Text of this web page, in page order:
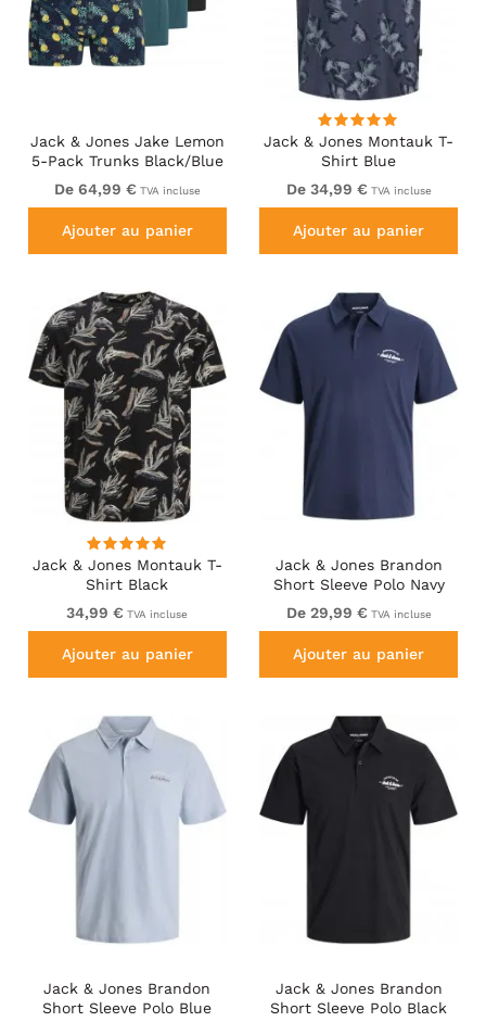
Jack & Jones Jake Lemon
5-Pack Trunks Black/Blue
De 64,99 € TVA incluse
Ajouter au panier
Jack & Jones Montauk T-
Shirt Blue
De 34,99 € TVA incluse
Ajouter au panier
Jack & Jones Montauk T-
Shirt Black
34,99 € TVA incluse
Ajouter au panier
Jack & Jones Brandon
Short Sleeve Polo Navy
De 29,99 € TVA incluse
Ajouter au panier
Jack & Jones Brandon
Short Sleeve Polo Blue
Jack & Jones Brandon
Short Sleeve Polo Black